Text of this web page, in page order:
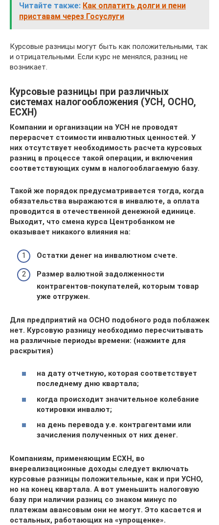
Читайте также: Как оплатить долги и пени
приставам через Госуслуги
Курсовые разницы могут быть как положительными, так
и отрицательными. Если курс не менялся, разниц не
возникает.
Курсовые разницы при различных
системах налогообложения (УСН, ОСНО,
ЕСХН)
Компании и организации на УСН не проводят
перерасчет стоимости инвалютных ценностей. У
них отсутствует необходимость расчета курсовых
разниц в процессе такой операции, и включения
соответствующих сумм в налогооблагаемую базу.
Такой же порядок предусматривается тогда, когда
обязательства выражаются в инвалюте, а оплата
проводится в отечественной денежной единице.
Выходит, что смена курса Центробанком не
оказывает никакого влияния на:
Остатки денег на инвалютном счете.
Размер валютной задолженности
контрагентов-покупателей, которым товар
уже отгружен.
Для предприятий на ОСНО подобного рода поблажек
нет. Курсовую разницу необходимо пересчитывать
на различные периоды времени: (нажмите для
раскрытия)
на дату отчетную, которая соответствует
последнему дню квартала;
когда происходит значительное колебание
котировки инвалют;
на день перевода у.е. контрагентами или
зачисления полученных от них денег.
Компаниям, применяющим ЕСХН, во
внереализационные доходы следует включать
курсовые разницы положительные, как и при УСНО,
но на конец квартала. А вот уменьшить налоговую
базу при наличии разниц со знаком минус по
платежам авансовым они не могут. Это касается и
остальных, работающих на «упрощенке».